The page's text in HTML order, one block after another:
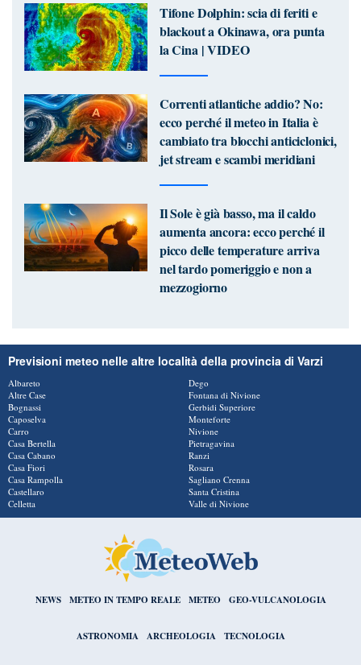
Tifone Dolphin: scia di feriti e
blackout a Okinawa, ora punta
la Cina | VIDEO
Correnti atlantiche addio? No:
ecco perché il meteo in Italia è
cambiato tra blocchi anticiclonici,
jet stream e scambi meridiani
Il Sole è già basso, ma il caldo
aumenta ancora: ecco perché il
picco delle temperature arriva
nel tardo pomeriggio e non a
mezzogiorno
Previsioni meteo nelle altre località della provincia di Varzi
Albareto
Altre Case
Bognassi
Caposelva
Carro
Casa Bertella
Casa Cabano
Casa Fiori
Casa Rampolla
Castellaro
Celletta
Dego
Fontana di Nivione
Gerbidi Superiore
Monteforte
Nivione
Pietragavina
Ranzi
Rosara
Sagliano Crenna
Santa Cristina
Valle di Nivione
NEWS METEO IN TEMPO REALE METEO GEO-VULCANOLOGIA
ASTRONOMIA ARCHEOLOGIA TECNOLOGIA